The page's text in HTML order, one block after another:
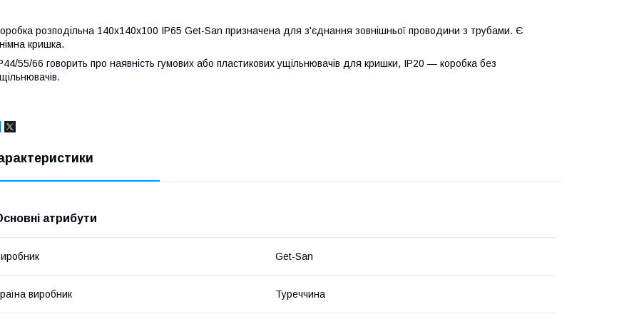
розподільна 140х140х100 IP65 Get-San призначена для з'єднання зовнішньої проводини з трубами. Є
кришка.
55/66 говорить про наявність гумових або пластикових ущільнювачів для кришки, IP20 — коробка без
атрибути
Get-San
виробник Туреччина